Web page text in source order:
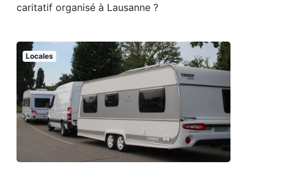
caritatif organisé à Lausanne ?
Locales